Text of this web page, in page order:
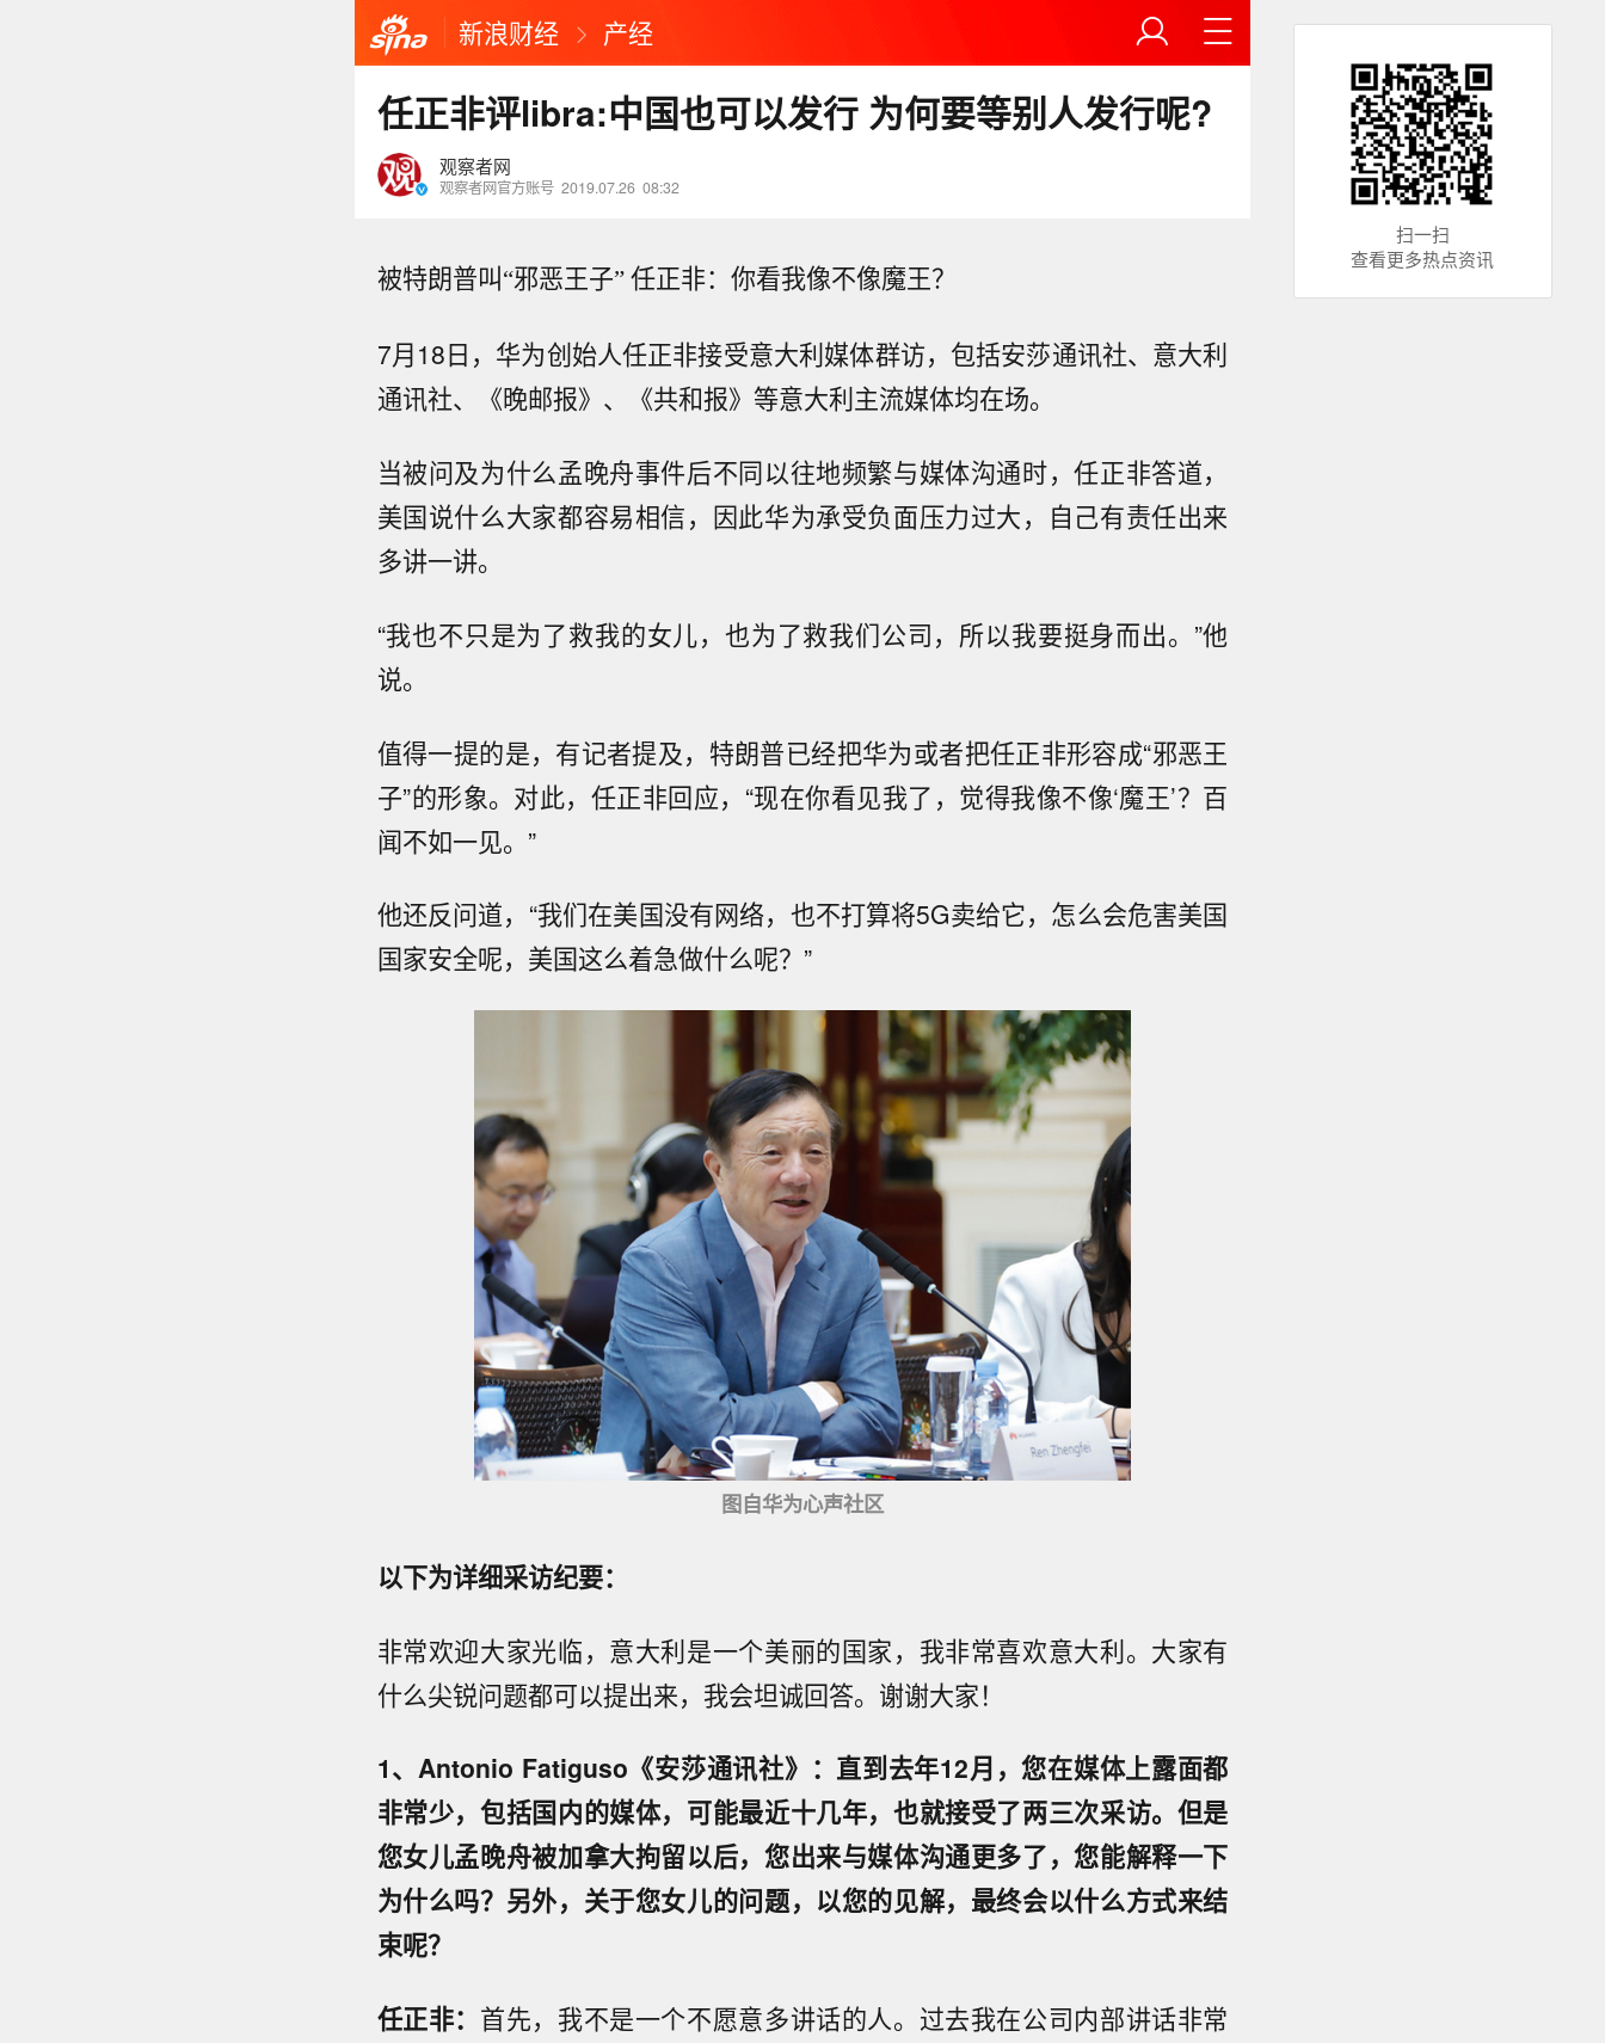
新浪财经 产经
任正非评libra:中国也可以发行 为何要等别人发行呢?
观察者网
观察者网官方账号 2019.07.26 08:32
被特朗普叫“邪恶王子” 任正非：你看我像不像魔王？
7月18日，华为创始人任正非接受意大利媒体群访，包括安莎通讯社、意大利
通讯社、《晚邮报》、《共和报》等意大利主流媒体均在场。
当被问及为什么孟晚舟事件后不同以往地频繁与媒体沟通时，任正非答道，
美国说什么大家都容易相信，因此华为承受负面压力过大，自己有责任出来
多讲一讲。
“我也不只是为了救我的女儿，也为了救我们公司，所以我要挺身而出。”他
说。
值得一提的是，有记者提及，特朗普已经把华为或者把任正非形容成“邪恶王
子”的形象。对此，任正非回应，“现在你看见我了，觉得我像不像‘魔王’？百
闻不如一见。”
他还反问道，“我们在美国没有网络，也不打算将5G卖给它，怎么会危害美国
国家安全呢，美国这么着急做什么呢？”
图自华为心声社区
以下为详细采访纪要：
非常欢迎大家光临，意大利是一个美丽的国家，我非常喜欢意大利。大家有
什么尖锐问题都可以提出来，我会坦诚回答。谢谢大家！
1、Antonio Fatiguso《安莎通讯社》：直到去年12月，您在媒体上露面都
非常少，包括国内的媒体，可能最近十几年，也就接受了两三次采访。但是
您女儿孟晚舟被加拿大拘留以后，您出来与媒体沟通更多了，您能解释一下
为什么吗？另外，关于您女儿的问题，以您的见解，最终会以什么方式来结
束呢？
任正非： 首先，我不是一个不愿意多讲话的人。过去我在公司内部讲话非常
扫一扫
查看更多热点资讯